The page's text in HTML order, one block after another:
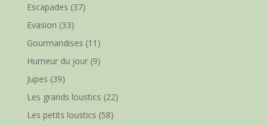
Escapades (37)
Evasion (33)
Gourmandises (11)
Humeur du jour(9)
Jupes (39)
Les grands loustics (22)
Les petits loustics (58)